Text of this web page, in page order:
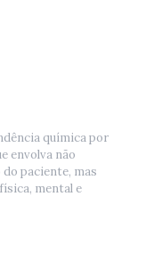
química por
envolva não
paciente, mas
mental e